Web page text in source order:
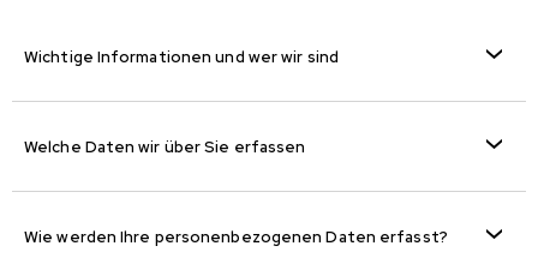
Wichtige Informationen und wer wir sind
Welche Daten wir über Sie erfassen
Wie werden Ihre personenbezogenen Daten erfasst?